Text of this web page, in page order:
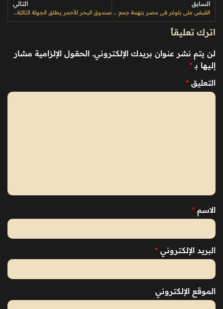
السابق
القبض على بلوغر في مصر بتهمة جمع تبرعات علاج السرطان دون سند قانوني والتحقيقات تتواصل
التالي
صندوق البحر الأحمر يطلق الجولة الثالثة لدعم المشاريع السينمائية حتى مايو 2026
اترك تعليقاً
لن يتم نشر عنوان بريدك الإلكتروني. الحقول الإلزامية مشار
إليها بـ *
التعليق *
الاسم *
البريد الإلكتروني *
الموقع الإلكتروني